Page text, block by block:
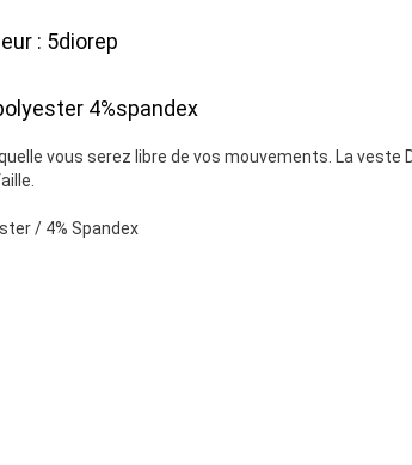
: 5diorep
4%spandex
vous serez libre de vos mouvements. La
/ 4% Spandex